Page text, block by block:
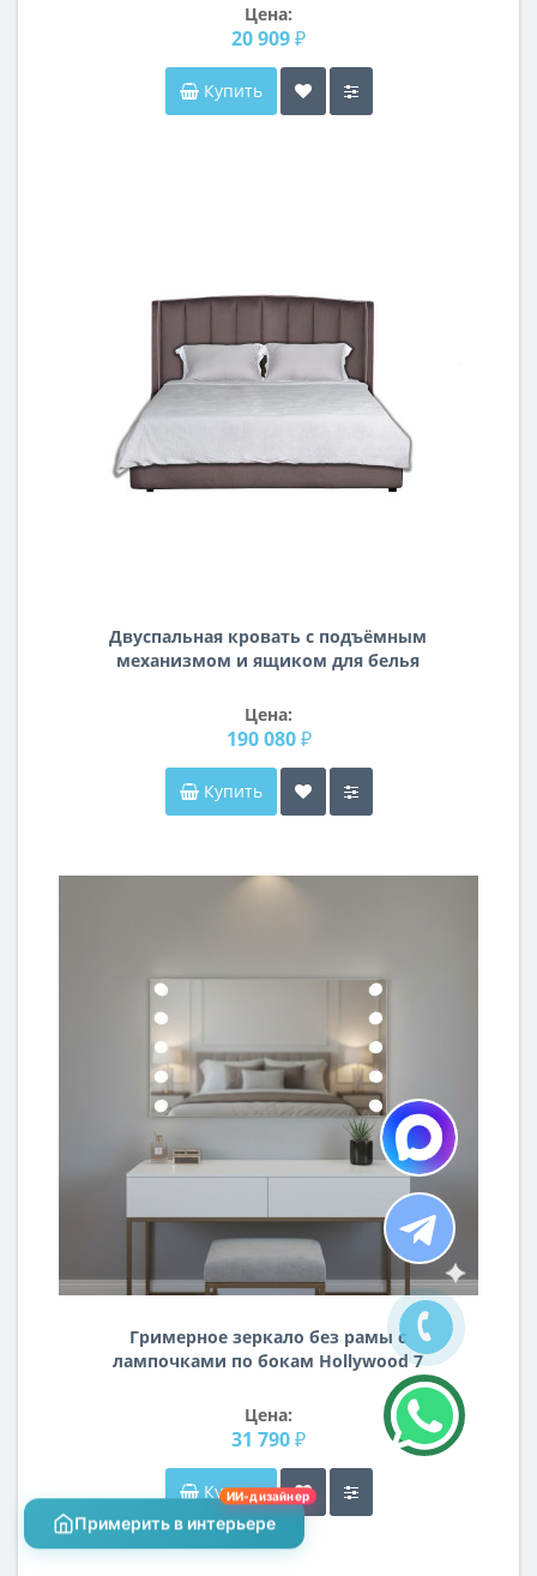
Цена:
20 909 ₽
Купить
Двуспальная кровать с подъёмным
механизмом и ящиком для белья
Цена:
190 080 ₽
Купить
Гримерное зеркало без рамы с
лампочками по бокам Hollywood 7
Цена:
31 790 ₽
Купить
Примерить в интерьере
ИИ-дизайнер